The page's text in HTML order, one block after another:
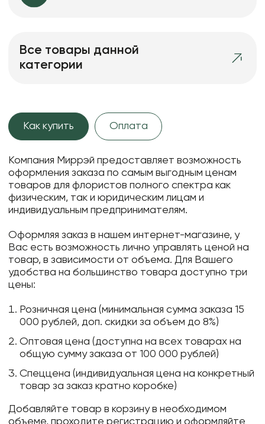
Все товары данной
категории
Как купить Оплата
Компания Миррэй предоставляет возможность
оформления заказа по самым выгодным ценам
товаров для флористов полного спектра как
физическим, так и юридическим лицам и
индивидуальным предпринимателям.
Оформляя заказ в нашем интернет-магазине, у
Вас есть возможность лично управлять ценой на
товар, в зависимости от объема. Для Вашего
удобства на большинство товара доступно три
цены:
Розничная цена (минимальная сумма заказа 15
000 рублей, доп. скидки за объем до 8%)
Оптовая цена (доступна на всех товарах на
общую сумму заказа от 100 000 рублей)
Спеццена (индивидуальная цена на конкретный
товар за заказ кратно коробке)
Добавляйте товар в корзину в необходимом
объеме, проходите регистрацию и оформляйте